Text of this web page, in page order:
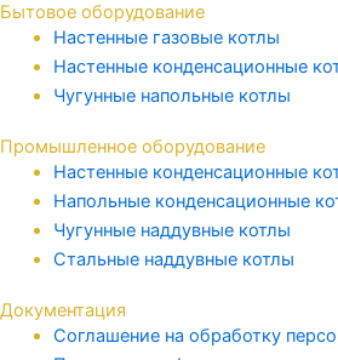
Бытовое оборудование
Настенные газовые котлы
Настенные конденсационные
Чугунные напольные котлы
Промышленное оборудование
Настенные конденсационные
Напольные конденсационные
Чугунные наддувные котлы
Стальные наддувные котлы
Документация
Соглашение на обработку